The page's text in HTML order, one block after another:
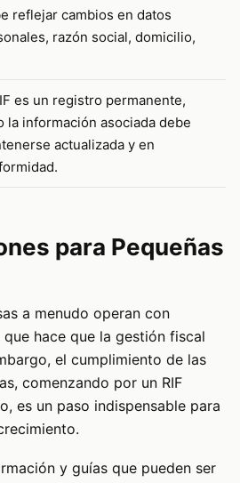
reflejar cambios en datos
razón social, domicilio,
es un registro permanente,
la información asociada debe
actualizada y en
para Pequeñas
a menudo operan con
hace que la gestión fiscal
el cumplimiento de las
comenzando por un RIF
es un paso indispensable para
y guías que pueden ser